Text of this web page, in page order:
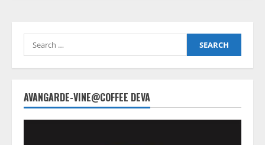
Search
for:
AVANGARDE-VINE@COFFEE DEVA